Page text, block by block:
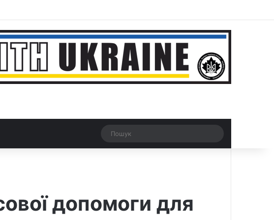
Google News
Threads
Рандомна новина
Switch skin
допомоги для